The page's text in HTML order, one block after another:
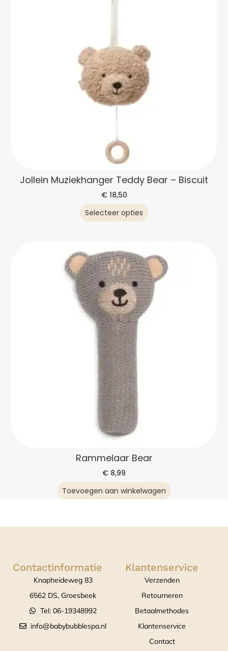
Jollein Muziekhanger Teddy Bear – Biscuit
€18,50
Selecteer opties
Rammelaar Bear
€ 8,99
Toevoegen aan winkelwagen
Contactinformatie
Knapheideweg 83
6562 DS, Groesbeek
Tel: 06-19348992
info@babybubblespa.nl
Klantenservice
Verzenden
Retourneren
Betaalmethodes
Klantenservice
Contact